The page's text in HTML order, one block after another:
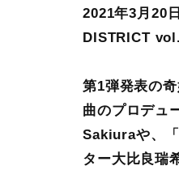
2021年3月20
DISTRICT
第1弾発表の
曲のプロデュ
Sakiuraや、
ター大比良瑞